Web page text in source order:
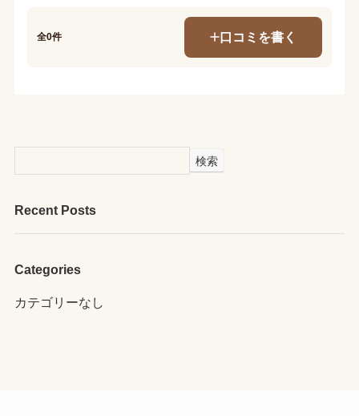
全0件 口コミを書く
検索
Recent Posts
Categories
カテゴリーなし